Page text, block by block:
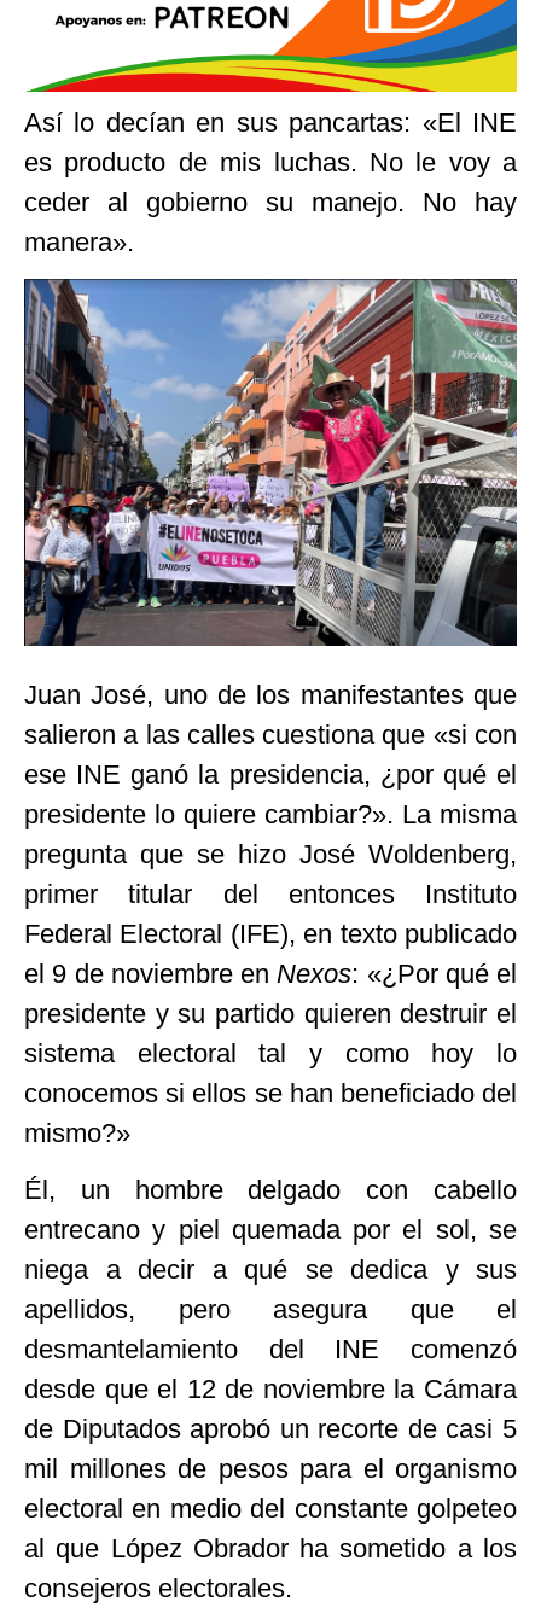
Así lo decían en sus pancartas: «El INE
es producto de mis luchas. No le voy a
ceder al gobierno su manejo. No hay
manera».
Juan José, uno de los manifestantes que
salieron a las calles cuestiona que «si con
ese INE ganó la presidencia, ¿por qué el
presidente lo quiere cambiar?». La misma
pregunta que se hizo José Woldenberg,
primer titular del entonces Instituto
Federal Electoral (IFE), en texto publicado
el 9 de noviembre en Nexos: «¿Por qué el
presidente y su partido quieren destruir el
sistema electoral tal y como hoy lo
conocemos si ellos se han beneficiado del
mismo?»
Él, un hombre delgado con cabello
entrecano y piel quemada por el sol, se
niega a decir a qué se dedica y sus
apellidos, pero asegura que el
desmantelamiento del INE comenzó
desde que el 12 de noviembre la Cámara
de Diputados aprobó un recorte de casi 5
mil millones de pesos para el organismo
electoral en medio del constante golpeteo
al que López Obrador ha sometido a los
consejeros electorales.